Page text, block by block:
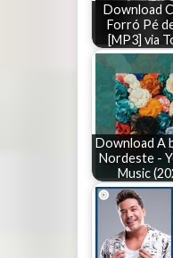
Download
Forró Pé
[MP3] via
Download A
Nordeste -
Music